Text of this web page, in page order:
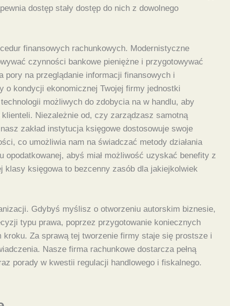
dostęp stały dostęp do nich z dowolnego
finansowych rachunkowych. Modernistyczne
czynności bankowe pieniężne i przygotowywać
pory na przeglądanie informacji finansowych i
o kondycji ekonomicznej Twojej firmy jednostki
możliwych do zdobycia na w handlu, aby
Niezależnie od, czy zarządzasz samotną
zakład instytucja księgowe dostosowuje swoje
co umożliwia nam na świadczać metody działania
abyś miał możliwość uzyskać benefity z
księgowa to bezcenny zasób dla jakiejkolwiek
Gdybyś myślisz o otworzeniu autorskim biznesie,
typu prawa, poprzez przygotowanie koniecznych
Za sprawą tej tworzenie firmy staje się prostsze i
Nasze firma rachunkowe dostarcza pełną
porady w kwestii regulacji handlowego i fiskalnego.